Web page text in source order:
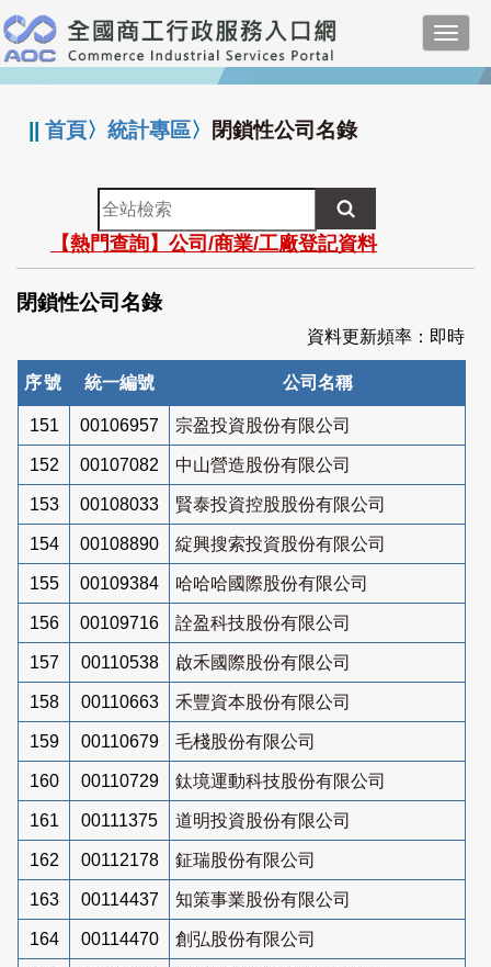
跳
到
主
要
:::
||首頁〉統計專區〉 閉鎖性公司名錄
全
站
檢
索
【熱門查詢】公司/商業/工廠登記資料
閉鎖性公司名錄
資料更新頻率：即時
序號 統一編號 公司名稱
151 00106957 宗盈投資股份有限公司
152 00107082 中山營造股份有限公司
153 00108033 賢泰投資控股股份有限公司
154 00108890 綻興搜索投資股份有限公司
155 00109384 哈哈哈國際股份有限公司
156 00109716 詮盈科技股份有限公司
157 00110538 啟禾國際股份有限公司
158 00110663 禾豐資本股份有限公司
159 00110679 毛棧股份有限公司
160 00110729 鈦境運動科技股份有限公司
161 00111375 道明投資股份有限公司
162 00112178 鉦瑞股份有限公司
163 00114437 知策事業股份有限公司
164 00114470 創弘股份有限公司